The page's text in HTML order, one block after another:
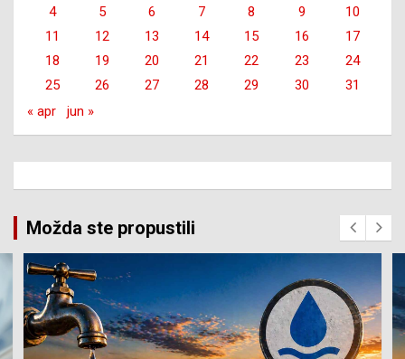
4
5 6 7 8 9
10
11
12 13 14 15 16
17
18
19 20 21 22 23
24
25
26 27 28 29 30
31
« apr
jun »
Možda ste propustili